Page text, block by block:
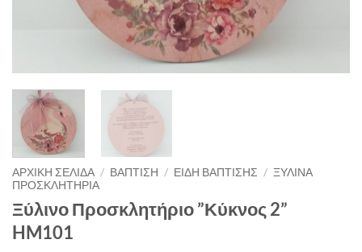
ΑΡΧΙΚΉ ΣΕΛΊΔΑ / ΒΑΠΤΙΣΗ / ΕΙΔΗ ΒΑΠΤΙΣΗΣ / ΞΥΛΙΝΑ
ΠΡΟΣΚΛΗΤΗΡΙΑ
Ξύλινο Προσκλητήριο ”Κύκνος 2”
HM101